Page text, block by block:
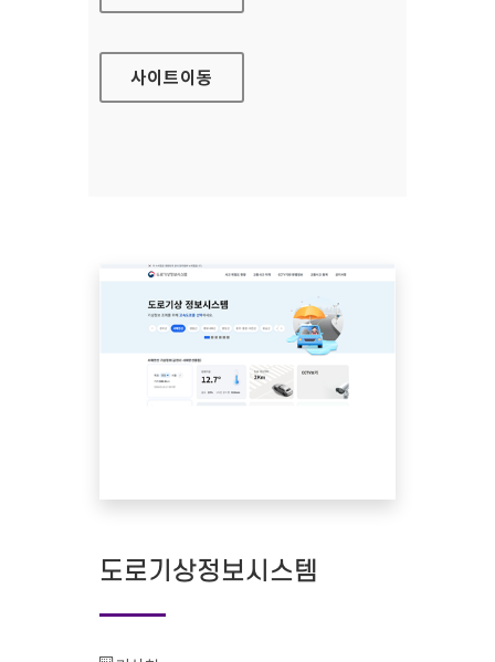
사이트이동
도로기상정보시스템